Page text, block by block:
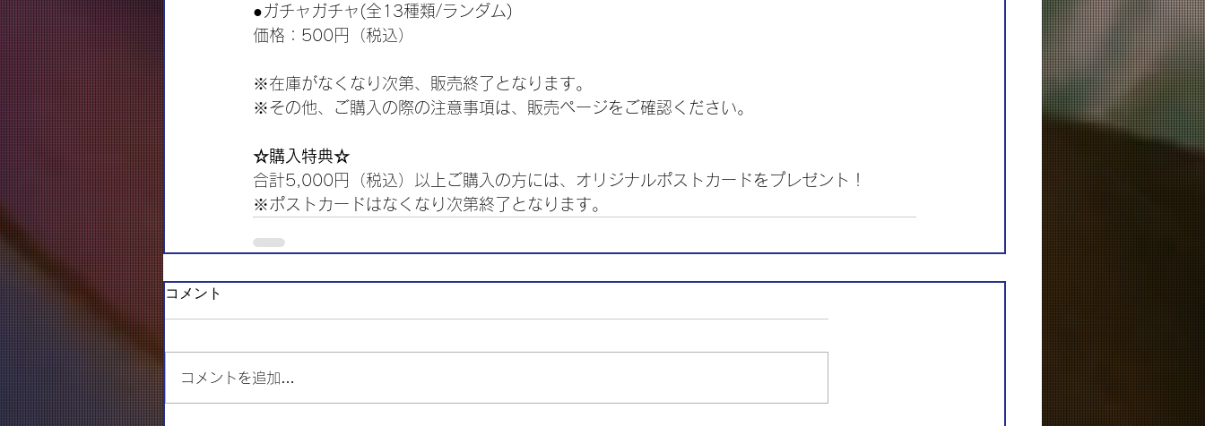
●ガチャガチャ(全13種類/ランダム)
価格：500円（税込）
※在庫がなくなり次第、販売終了となります。
※その他、ご購入の際の注意事項は、販売ページをご確認ください。
☆購入特典☆
合計5,000円（税込）以上ご購入の方には、オリジナルポストカードをプレゼント！
※ポストカードはなくなり次第終了となります。
コメント
コメントを追加…